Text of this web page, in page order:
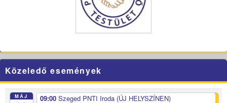
Közeledő események
MÁJ 09:00 Szeged PNTI Iroda (ÚJ HELYSZÍNEN)